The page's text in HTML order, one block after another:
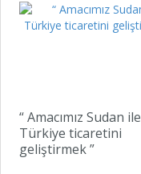
“ Amacımız Sudan ile
Türkiye ticaretini
geliştirmek ”